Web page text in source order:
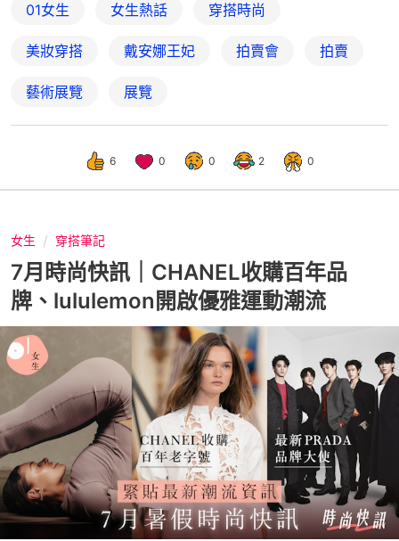
01女生 女生熱話 穿搭時尚
美妝穿搭 戴安娜王妃 拍賣會 拍賣
藝術展覽 展覽
6 0 0 2 0
女生 穿搭筆記
7月時尚快訊｜CHANEL收購百年品
牌、lululemon開啟優雅運動潮流